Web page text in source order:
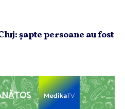
şapte persoane au fost